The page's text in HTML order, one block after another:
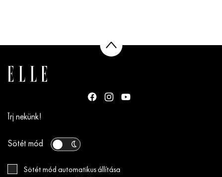
Írj nekünk!
Sötét mód
Sötét mód automatikus állítása